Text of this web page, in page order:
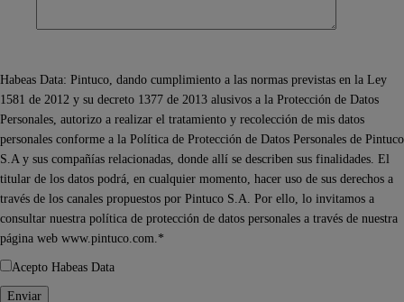
Habeas Data: Pintuco, dando cumplimiento a las normas previstas en la Ley
1581 de 2012 y su decreto 1377 de 2013 alusivos a la Protección de Datos
Personales, autorizo a realizar el tratamiento y recolección de mis datos
personales conforme a la Política de Protección de Datos Personales de Pintuco
S.A y sus compañías relacionadas, donde allí se describen sus finalidades. El
titular de los datos podrá, en cualquier momento, hacer uso de sus derechos a
través de los canales propuestos por Pintuco S.A. Por ello, lo invitamos a
consultar nuestra política de protección de datos personales a través de nuestra
página web www.pintuco.com.*
Acepto Habeas Data